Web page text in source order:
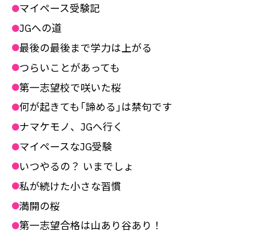
●マイペース受験記
●JGへの道
●最後の最後まで学力は上がる
●つらいことがあっても
●第一志望校で咲いた桜
●何が起きても「諦める」は禁句です
●ナマケモノ、JGへ行く
●マイペースなJG受験
●いつやるの？ いまでしょ
●私が続けた小さな習慣
●満開の桜
●第一志望合格は山あり谷あり！